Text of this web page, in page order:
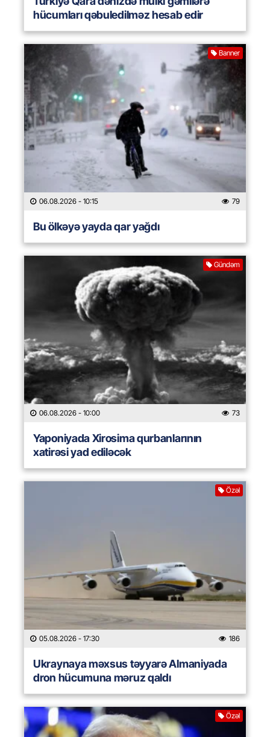
hücumları qəbuledilməz hesab edir
Banner
06.08.2026 - 10:15 79
Bu ölkəyə yayda qar yağdı
Gündəm
06.08.2026 - 10:00 73
Yaponiyada Xirosima qurbanlarının
xatirəsi yad ediləcək
Özəl
05.08.2026 - 17:30 186
Ukraynaya məxsus təyyarə Almaniyada
dron hücumuna məruz qaldı
Özəl